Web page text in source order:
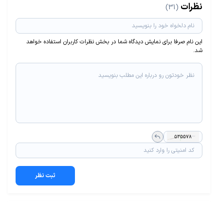
نظرات (31)
این نام صرفا برای نمایش دیدگاه شما در بخش نظرات کاربران استفاده خواهد
شد.
ثبت نظر